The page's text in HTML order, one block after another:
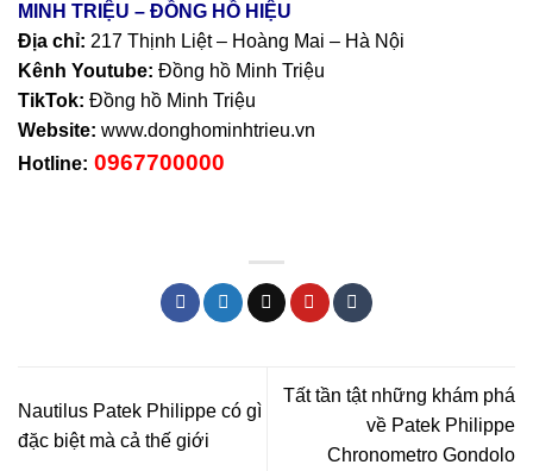
MINH TRIỆU – ĐỒNG HỒ HIỆU
Địa chỉ: 217 Thịnh Liệt – Hoàng Mai – Hà Nội
Kênh Youtube: Đồng hồ Minh Triệu
TikTok: Đồng hồ Minh Triệu
Website: www.donghominhtrieu.vn
Hotline: 0967700000
Nautilus Patek Philippe có gì
đặc biệt mà cả thế giới
Tất tần tật những khám phá
về Patek Philippe
Chronometro Gondolo